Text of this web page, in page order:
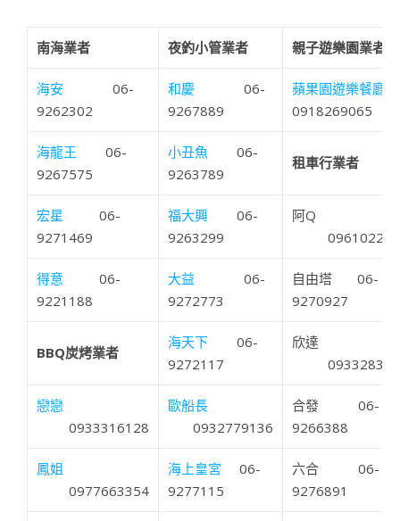
南海業者 夜釣小管業者 親子遊樂園業者
海安
06-
9262302
和慶 06-
9267889
蘋果園遊樂餐廳
0918269065
海龍王
06-
9267575
小丑魚
06-
9263789
租車行業者
宏星
06-
9271469
福大興
06-
9263299
阿Q
得意
06-
9221188
大益
06-
9272773
自由塔 06-
9270927
BBQ炭烤業者
海天下
06-
9272117
欣達
戀戀
0933316128
歐船長
0932779136
合發 06-
9266388
鳳姐
0977663354
海上皇宮 06-
9277115
六合 06-
9276891